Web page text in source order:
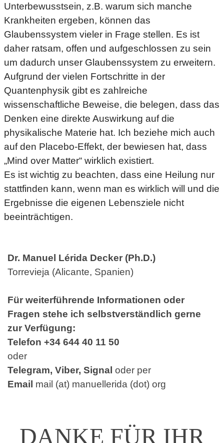
Unterbewusstsein, z.B. warum sich manche
Krankheiten ergeben, können das
Glaubenssystem vieler in Frage stellen. Es ist
daher ratsam, offen und aufgeschlossen zu sein
um dadurch unser Glaubenssystem zu erweitern.
Aufgrund der vielen Fortschritte in der
Quantenphysik gibt es zahlreiche
wissenschaftliche Beweise, die belegen, dass das
Denken eine direkte Auswirkung auf die
physikalische Materie hat. Ich beziehe mich auch
auf den Placebo-Effekt, der bewiesen hat, dass
„Mind over Matter“ wirklich existiert.
Es ist wichtig zu beachten, dass eine Heilung nur
stattfinden kann, wenn man es wirklich will und die
Ergebnisse die eigenen Lebensziele nicht
beeinträchtigen.
Dr. Manuel Lérida Decker (Ph.D.)
Torrevieja (Alicante, Spanien)
Für weiterführende Informationen oder
Fragen stehe ich selbstverständlich gerne
zur Verfügung:
Telefon +34 644 40 11 50
oder
Telegram, Viber, Signal oder per
Email mail (at) manuellerida (dot) org
DANKE FÜR IHR